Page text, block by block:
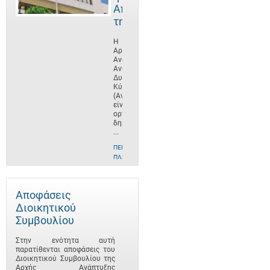
Αποστολή
της
Η
Αρχή
Ανάπτυξης
Ανθρώπινου
Δυναμικού
Κύπρου
(ΑνΑΔ)
είναι
οργανισμός
δημοσίου
...
ΠΕΡΙΣΣΌΤΕΡΕΣ
ΠΛΗΡΟΦΟΡΊΕΣ
Αποφάσεις
Διοικητικού
Συμβουλίου
Στην ενότητα αυτή
παρατίθενται αποφάσεις του
Διοικητικού Συμβουλίου της
Αρχής Ανάπτυξης